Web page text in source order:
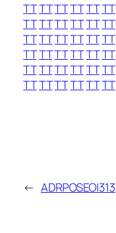
TTTTTTTTTTTT
TTTTTTTTTTTT
TTTTTTTTTTTT
TTTTTTTTTTTT
TTTTTTTTTTTT
TTTTTTTTTTTT
← ADRPOSEOI313